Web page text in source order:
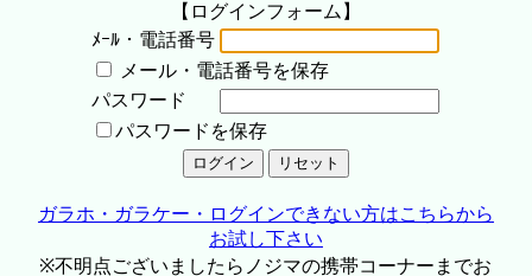
【ログインフォーム】
ﾒｰﾙ・電話番号
メール・電話番号を保存
パスワード
パスワードを保存
ガラホ・ガラケー・ログインできない方はこちらから
お試し下さい
※不明点ございましたらノジマの携帯コーナーまでお